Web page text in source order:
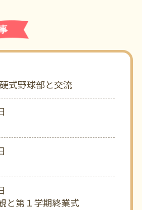
式野球部と交流
と第１学期終業式